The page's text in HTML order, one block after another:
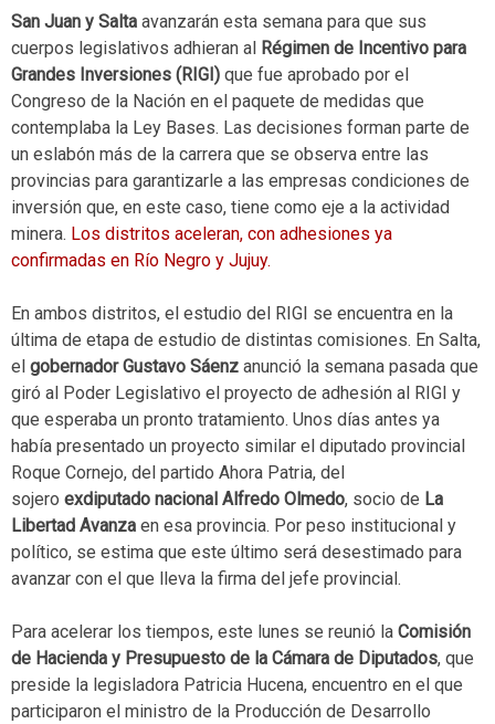
San Juan y Salta avanzarán esta semana para que sus
cuerpos legislativos adhieran al Régimen de Incentivo para
Grandes Inversiones (RIGI) que fue aprobado por el
Congreso de la Nación en el paquete de medidas que
contemplaba la Ley Bases. Las decisiones forman parte de
un eslabón más de la carrera que se observa entre las
provincias para garantizarle a las empresas condiciones de
inversión que, en este caso, tiene como eje a la actividad
minera. Los distritos aceleran, con adhesiones ya
confirmadas en Río Negro y Jujuy.
En ambos distritos, el estudio del RIGI se encuentra en la
última de etapa de estudio de distintas comisiones. En Salta,
el gobernador Gustavo Sáenz anunció la semana pasada que
giró al Poder Legislativo el proyecto de adhesión al RIGI y
que esperaba un pronto tratamiento. Unos días antes ya
había presentado un proyecto similar el diputado provincial
Roque Cornejo, del partido Ahora Patria, del
sojero exdiputado nacional Alfredo Olmedo, socio de La
Libertad Avanza en esa provincia. Por peso institucional y
político, se estima que este último será desestimado para
avanzar con el que lleva la firma del jefe provincial.
Para acelerar los tiempos, este lunes se reunió la Comisión
de Hacienda y Presupuesto de la Cámara de Diputados, que
preside la legisladora Patricia Hucena, encuentro en el que
participaron el ministro de la Producción de Desarrollo